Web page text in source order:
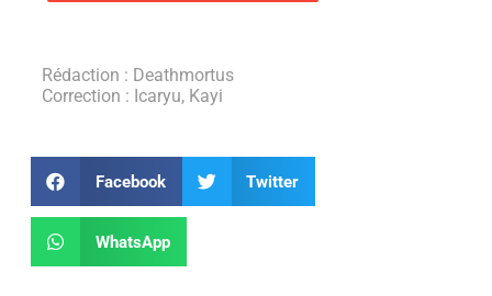
Rédaction : Deathmortus
Correction : Icaryu, Kayi
Facebook Twitter
WhatsApp